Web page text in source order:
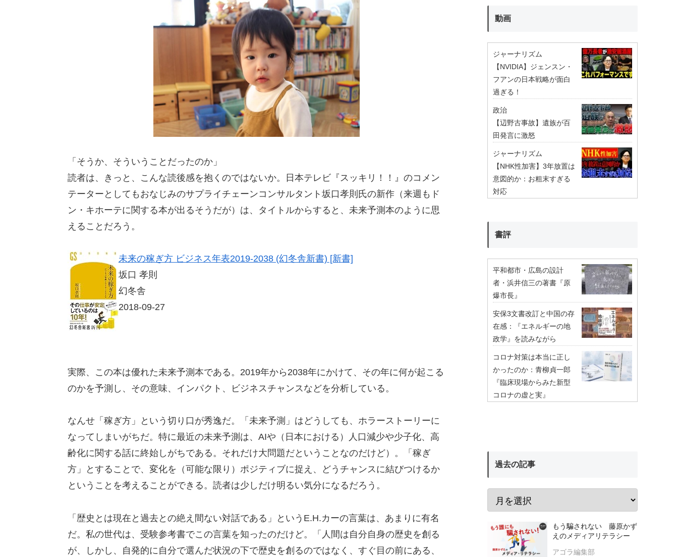
「そうか、そういうことだったのか」
読者は、きっと、こんな読後感を抱くのではないか。日本テレビ『スッキリ！！』のコメン
テーターとしてもおなじみのサプライチェーンコンサルタント坂口孝則氏の新作（来週もド
ン・キホーテに関する本が出るそうだが）は、タイトルからすると、未来予測本のように思
えることだろう。
未来の稼ぎ方 ビジネス年表2019-2038 (幻冬舎新書) [新書]
坂口 孝則
幻冬舎
2018-09-27
実際、この本は優れた未来予測本である。2019年から2038年にかけて、その年に何が起こる
のかを予測し、その意味、インパクト、ビジネスチャンスなどを分析している。
なんせ「稼ぎ方」という切り口が秀逸だ。「未来予測」はどうしても、ホラーストーリーに
なってしまいがちだ。特に最近の未来予測は、AIや（日本における）人口減少や少子化、高
齢化に関する話に終始しがちである。それだけ大問題だということなのだけど）。「稼ぎ
方」とすることで、変化を（可能な限り）ポジティブに捉え、どうチャンスに結びつけるか
ということを考えることができる。読者は少しだけ明るい気分になるだろう。
「歴史とは現在と過去との絶え間ない対話である」というE.H.カーの言葉は、あまりに有名
だ。私の世代は、受験参考書でこの言葉を知ったのだけど。「人間は自分自身の歴史を創る
が、しかし、自発的に自分で選んだ状況の下で歴史を創るのではなく、すぐ目の前にある、
動画
ジャーナリズム
【NVIDIA】ジェンスン・
フアンの日本戦略が面白
過ぎる！
政治
【辺野古事故】遺族が百
田発言に激怒
ジャーナリズム
【NHK性加害】3年放置は
意図的か：お粗末すぎる
対応
書評
平和都市・広島の設計
者・浜井信三の著書『原
爆市長』
安保3文書改訂と中国の存
在感：『エネルギーの地
政学』を読みながら
コロナ対策は本当に正し
かったのか：青柳貞一郎
『臨床現場からみた新型
コロナの虚と実』
過去の記事
もう騙されない 藤原かず
えのメディアリテラシー
アゴラ編集部